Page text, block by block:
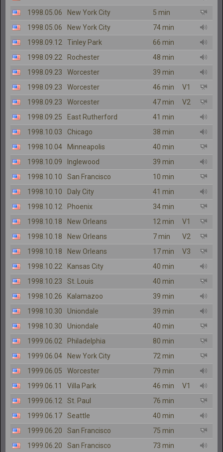
1998.05.06
New York City
5 min
1998.05.06
New York City
74 min
1998.09.12
Tinley Park
66 min
1998.09.22
Rochester
48 min
1998.09.23
Worcester
39 min
1998.09.23
Worcester 46 min
V1
1998.09.23
Worcester 47 min
V2
1998.09.25
East Rutherford
41 min
1998.10.03
Chicago
38 min
1998.10.04
Minneapolis
40 min
1998.10.09
Inglewood
39 min
1998.10.10
San Francisco
10 min
1998.10.10
Daly City
41 min
1998.10.12
Phoenix
34 min
1998.10.18
New Orleans 12 min
V1
1998.10.18
New Orleans 7 min
V2
1998.10.18
New Orleans 17 min
V3
1998.10.22
Kansas City
40 min
1998.10.23
St. Louis
40 min
1998.10.26
Kalamazoo
39 min
1998.10.30
Uniondale
39 min
1998.10.30
Uniondale
40 min
1999.06.02
Philadelphia
80 min
1999.06.04
New York City
72 min
1999.06.05
Worcester
79 min
1999.06.11
Villa Park 46 min
V1
1999.06.12
St. Paul
76 min
1999.06.17
Seattle
40 min
1999.06.20
San Francisco
75 min
1999.06.20
San Francisco
73 min